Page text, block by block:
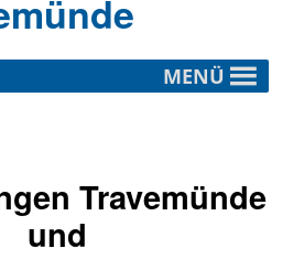
MENÜ
Travemünde
und